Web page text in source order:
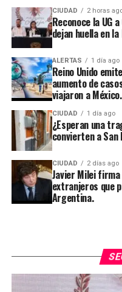
CIUDAD 2 horas
Reconoce la UG
dejan huella en
ALERTAS 1 día ago
Reino Unido
aumento de
viajaron a México.
CIUDAD 1 día ago
¿Esperan una
convierten a San
CIUDAD 2 días ago
Javier Milei
extranjeros que
Argentina.